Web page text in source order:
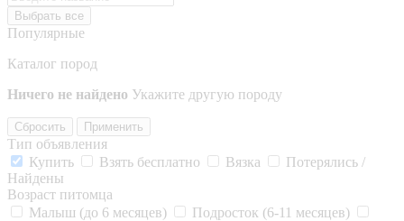
Выбрать все
Популярные
Каталог пород
Ничего не найдено Укажите другую породу
Сбросить Применить
Тип объявления
Купить
Взять бесплатно Вязка
Потерялись /
Найдены
Возраст питомца
Малыш (до 6 месяцев)
Подросток (6-11 месяцев)